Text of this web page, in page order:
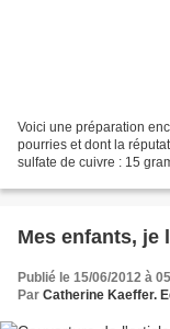
Voici une préparation
pourries et dont la
sulfate de cuivre : 15
Mes enfants, je
Publié le 15/06/2012 à
Par Catherine Kaeffer.